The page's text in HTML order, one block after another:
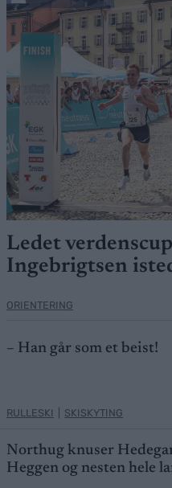
Ledet
Ingebrigtsen
ORIENTERING
– Han går som et beist!
RULLESKI SKISKYTING
Northug knuser
Heggen og nesten hele